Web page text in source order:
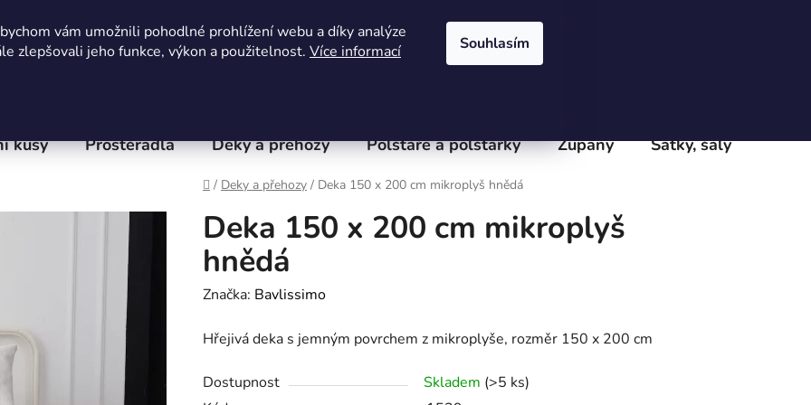
vám umožnili pohodlné prohlížení webu a díky analýze
zlepšovali jeho funkce, výkon a použitelnost. Více informací Souhlasím
KOŠÍK
kusy Prostěradla Deky a přehozy Polštáře a polštářky Župany Šátky, šály
Domů
/ Deky a přehozy / Deka 150 x 200 cm mikroplyš hnědá
Deka 150 x 200 cm mikroplyš
hnědá
Značka: Bavlissimo
Hřejivá deka s jemným povrchem z mikroplyše, rozměr 150 x 200 cm
Dostupnost Skladem (>5 ks)